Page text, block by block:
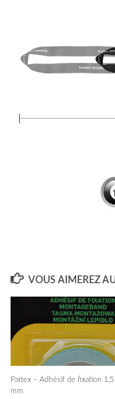
VOUS AIMEREZ
Pattex – Adhésif de fixation
mm